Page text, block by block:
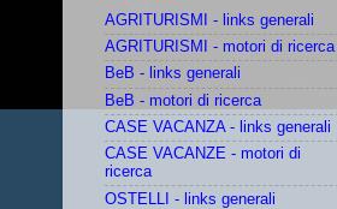
AGRITURISMI - links generali
AGRITURISMI - motori di ricerca
BeB - links generali
BeB - motori di ricerca
CASE VACANZA - links generali
CASE VACANZE - motori di
ricerca
OSTELLI - links generali